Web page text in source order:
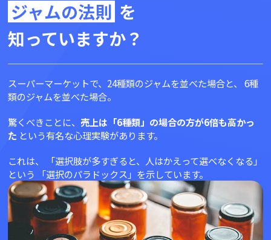
ジャムの法則 を
知っていますか？
スーパーマーケットで、24種類のジャムを並べた場合と、6種
類のジャムを並べた場合。
驚くべきことに、 売上は「6種類」の場合の方が6倍も高かっ
た という有名な心理実験があります。
これは、
「選択肢が多すぎると、人はかえって選べなくなる」
という
「選択のパラドックス」を示しています。